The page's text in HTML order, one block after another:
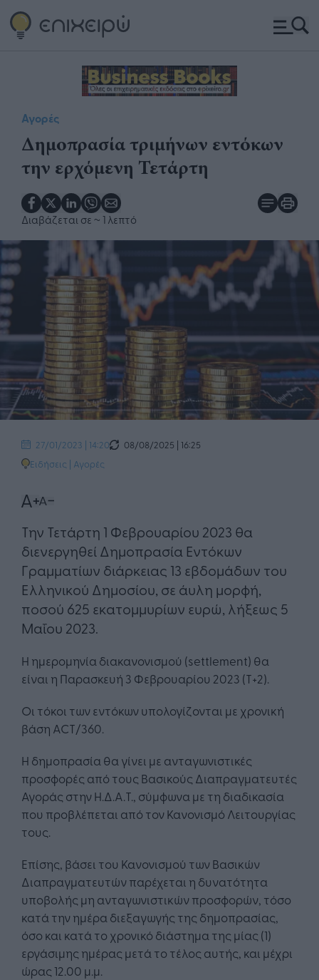
Αγορές
Δημοπρασία τριμήνων εντόκων
την ερχόμενη Τετάρτη
Διαβάζεται σε ~ 1 λεπτό
27/01/2023 | 14:20
08/08/2025 | 16:25
Ειδήσεις | Αγορές
Την Τετάρτη 1 Φεβρουαρίου 2023 θα
διενεργηθεί Δημοπρασία Εντόκων
Γραμματίων διάρκειας 13 εβδομάδων του
Ελληνικού Δημοσίου, σε άυλη μορφή,
ποσού 625 εκατομμυρίων ευρώ, λήξεως 5
Μαΐου 2023.
Η ημερομηνία διακανονισμού (settlement) θα
είναι η Παρασκευή 3 Φεβρουαρίου 2023 (Τ+2).
Οι τόκοι των εντόκων υπολογίζονται με χρονική
βάση ACT/360.
Η δημοπρασία θα γίνει με ανταγωνιστικές
προσφορές από τους Βασικούς Διαπραγματευτές
Αγοράς στην Η.Δ.Α.Τ., σύμφωνα με τη διαδικασία
που προβλέπεται από τον Κανονισμό Λειτουργίας
τους.
Επίσης, βάσει του Κανονισμού των Βασικών
Διαπραγματευτών παρέχεται η δυνατότητα
υποβολής μη ανταγωνιστικών προσφορών, τόσο
κατά την ημέρα διεξαγωγής της δημοπρασίας,
όσο και κατά το χρονικό διάστημα της μίας (1)
εργάσιμης ημέρας μετά το τέλος αυτής, και μέχρι
ώρας 12.00 μ.μ.